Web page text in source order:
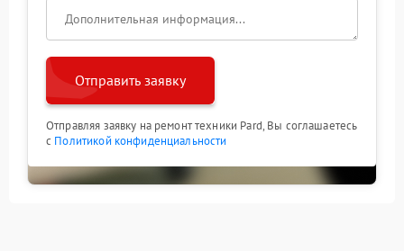
Отправить заявку
Отправляя заявку на ремонт техники Pard, Вы соглашаетесь
с Политикой конфиденциальности